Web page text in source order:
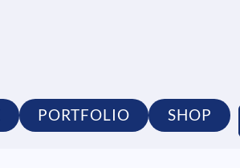
PORTFOLIO SHOP